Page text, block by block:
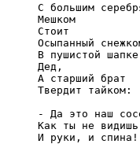
С большим
     Мешком
     Стоит
Осыпанный
     В пушистой шапке
     Дед,
     А старший брат
     Твердит тайком:
- Да это наш
Как ты не
И руки, и спина!